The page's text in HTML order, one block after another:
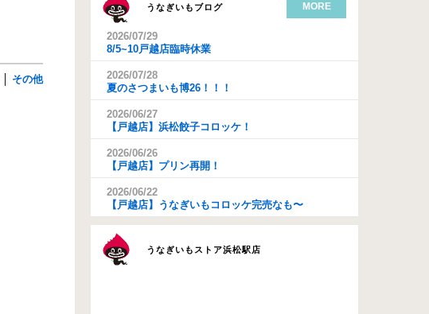
その他
うなぎいもブログ MORE
2026/07/29
8/5~10戸越店臨時休業
2026/07/28
夏のさつまいも博26！！！
2026/06/27
【戸越店】浜松餃子コロッケ！
2026/06/26
【戸越店】プリン再開！
2026/06/22
【戸越店】うなぎいもコロッケ完売なも〜
うなぎいもストア浜松駅店